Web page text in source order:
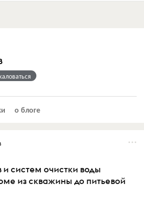
о блоге
систем очистки воды
из скважины до питьевой